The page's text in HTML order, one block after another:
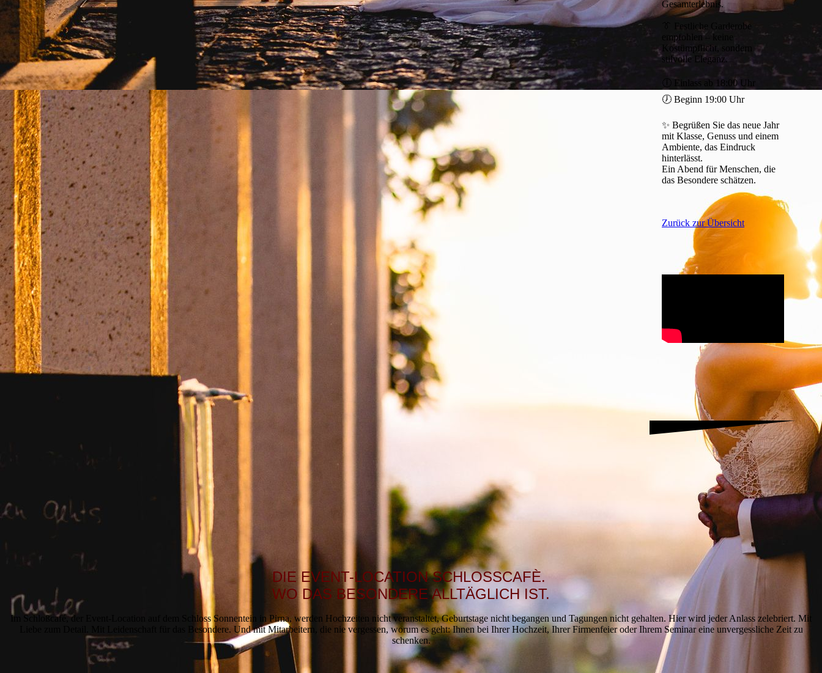
Gesamterlebnis.
👔 Festliche Garderobe
empfohlen – keine
Kostümpflicht, sondern
stilvolle Eleganz.
🕕 Einlass ab 18:00 Uhr
🕖 Beginn 19:00 Uhr
✨ Begrüßen Sie das neue Jahr
mit Klasse, Genuss und einem
Ambiente, das Eindruck
hinterlässt.
Ein Abend für Menschen, die
das Besondere schätzen.
Zurück zur Übersicht
DIE EVENT-LOCATION SCHLOSSCAFÈ.
WO DAS BESONDERE ALLTÄGLICH IST.
Im Schloßcafé, der Event-Location auf dem Schloss Sonnentein in Pirna, werden Hochzeiten nicht veranstaltet, Geburtstage nicht begangen und Tagungen nicht gehalten. Hier wird jeder Anlass zelebriert. Mit
Liebe zum Detail. Mit Leidenschaft für das Besondere. Und mit Mitarbeitern, die nie vergessen, worum es geht: Ihnen bei Ihrer Hochzeit, Ihrer Firmenfeier oder Ihrem Seminar eine unvergessliche Zeit zu
schenken.